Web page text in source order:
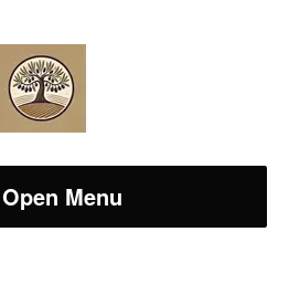
Open Menu